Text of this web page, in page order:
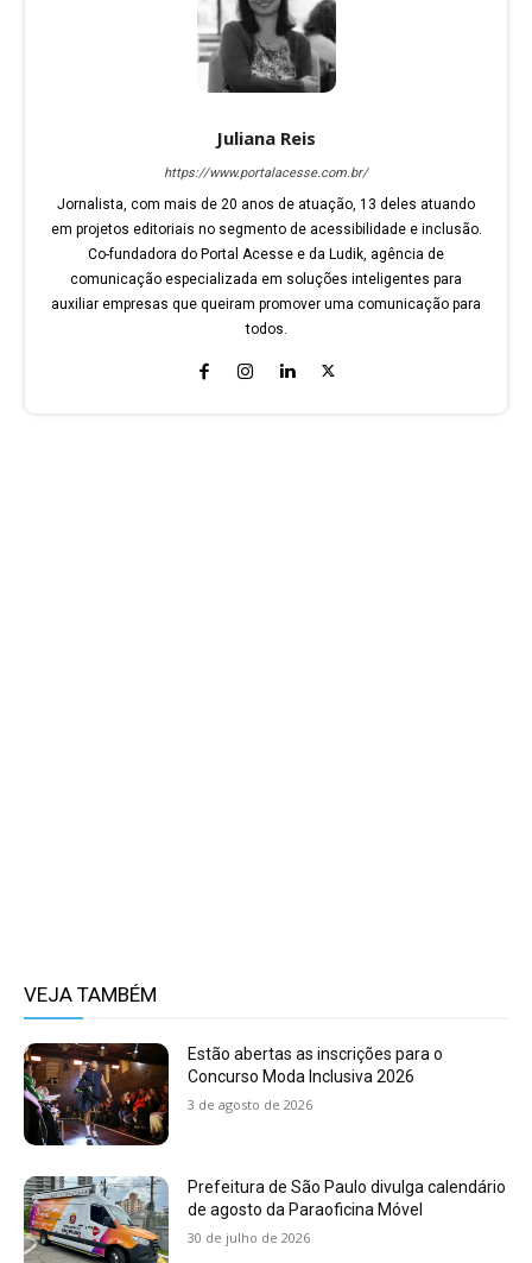
Juliana Reis
https://www.portalacesse.com.br/
Jornalista, com mais de 20 anos de atuação, 13 deles atuando
em projetos editoriais no segmento de acessibilidade e inclusão.
Co-fundadora do Portal Acesse e da Ludik, agência de
comunicação especializada em soluções inteligentes para
auxiliar empresas que queiram promover uma comunicação para
todos.
VEJA TAMBÉM
Estão abertas as inscrições para o
Concurso Moda Inclusiva 2026
3 de agosto de 2026
Prefeitura de São Paulo divulga calendário
de agosto da Paraoficina Móvel
30 de julho de 2026